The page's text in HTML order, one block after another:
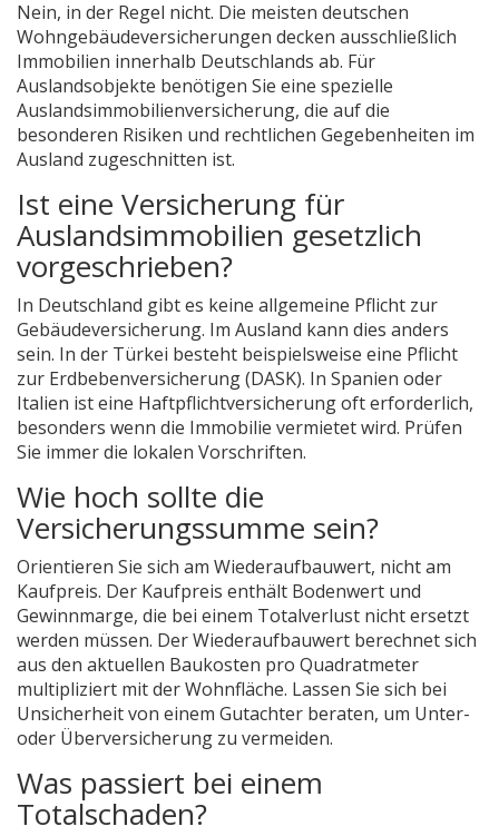
Nein, in der Regel nicht. Die meisten deutschen
Wohngebäudeversicherungen decken ausschließlich
Immobilien innerhalb Deutschlands ab. Für
Auslandsobjekte benötigen Sie eine spezielle
Auslandsimmobilienversicherung, die auf die
besonderen Risiken und rechtlichen Gegebenheiten im
Ausland zugeschnitten ist.
Ist eine Versicherung für
Auslandsimmobilien gesetzlich
vorgeschrieben?
In Deutschland gibt es keine allgemeine Pflicht zur
Gebäudeversicherung. Im Ausland kann dies anders
sein. In der Türkei besteht beispielsweise eine Pflicht
zur Erdbebenversicherung (DASK). In Spanien oder
Italien ist eine Haftpflichtversicherung oft erforderlich,
besonders wenn die Immobilie vermietet wird. Prüfen
Sie immer die lokalen Vorschriften.
Wie hoch sollte die
Versicherungssumme sein?
Orientieren Sie sich am Wiederaufbauwert, nicht am
Kaufpreis. Der Kaufpreis enthält Bodenwert und
Gewinnmarge, die bei einem Totalverlust nicht ersetzt
werden müssen. Der Wiederaufbauwert berechnet sich
aus den aktuellen Baukosten pro Quadratmeter
multipliziert mit der Wohnfläche. Lassen Sie sich bei
Unsicherheit von einem Gutachter beraten, um Unter-
oder Überversicherung zu vermeiden.
Was passiert bei einem
Totalschaden?